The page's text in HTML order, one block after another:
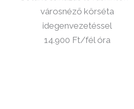
városnéző körséta
idegenvezetéssel
14.900 Ft/fél óra